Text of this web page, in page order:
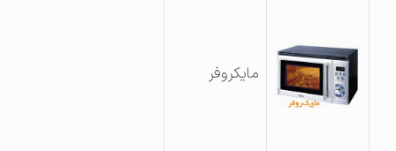
مایکروفر